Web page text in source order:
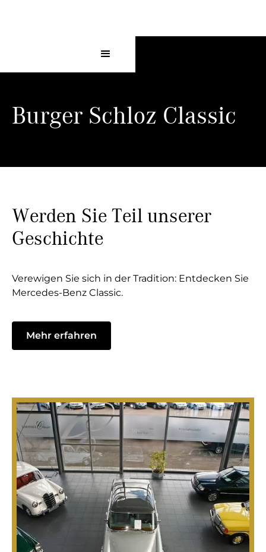
Burger Schloz Classic
Werden Sie Teil unserer
Geschichte
Verewigen Sie sich in der Tradition: Entdecken Sie
Mercedes-Benz Classic.
Mehr erfahren